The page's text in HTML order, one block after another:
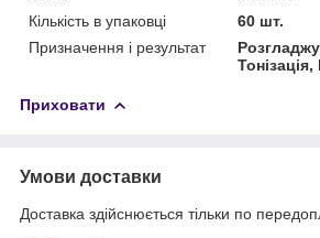
Кількість в упаковці
60 шт.
Призначення і результат
Приховати
Умови доставки
Доставка здійснюється тільки по